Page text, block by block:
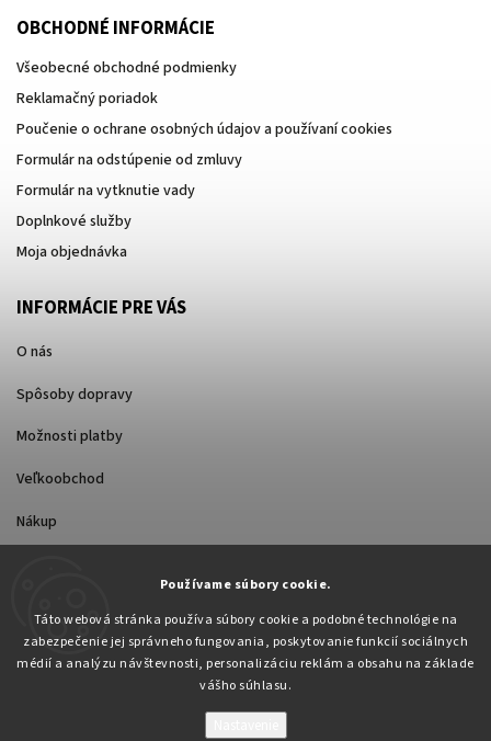
Používame súbory cookie.
Táto webová stránka používa súbory cookie a podobné technológie na
zabezpečenie jej správneho fungovania, poskytovanie funkcií sociálnych
médií a analýzu návštevnosti, personalizáciu reklám a obsahu na základe
vášho súhlasu.
OBCHODNÉ INFORMÁCIE
Všeobecné obchodné podmienky
Reklamačný poriadok
Poučenie o ochrane osobných údajov a používaní cookies
Formulár na odstúpenie od zmluvy
Formulár na vytknutie vady
Doplnkové služby
Moja objednávka
INFORMÁCIE PRE VÁS
O nás
Spôsoby dopravy
Možnosti platby
Veľkoobchod
Nákup